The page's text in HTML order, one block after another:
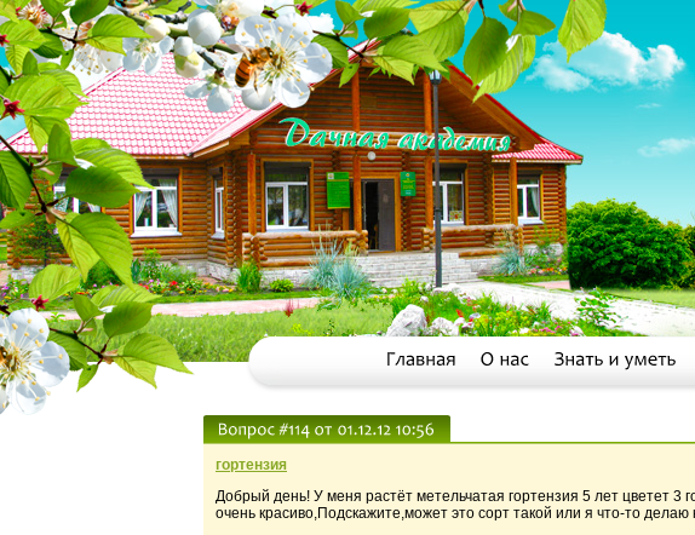
гортензия
Добрый день! У меня растёт метельчатая гортензия 5 лет цветет 3
очень красиво,Подскажите,может это сорт такой или я что-то делаю